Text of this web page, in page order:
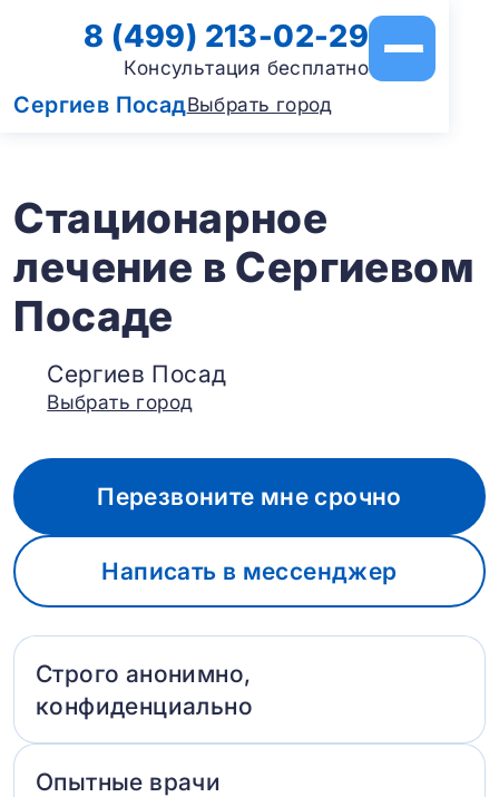
Сергиев ПосадВыбрать город
8 (499) 213-02-29
Консультация бесплатно
Стационарное
лечение в Сергиевом
Посаде
Сергиев Посад
Выбрать город
Перезвоните мне срочно
Написать в мессенджер
Строго анонимно,
конфиденциально
Опытные врачи